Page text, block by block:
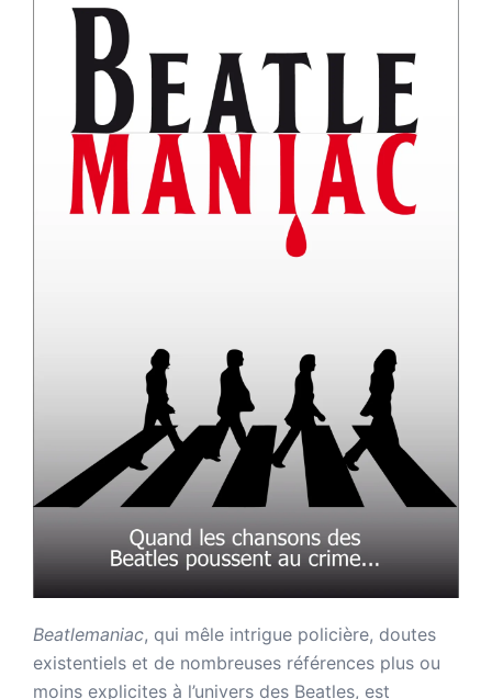
Beatlemaniac, qui mêle intrigue policière, doutes
existentiels et de nombreuses références plus ou
moins explicites à l’univers des Beatles, est